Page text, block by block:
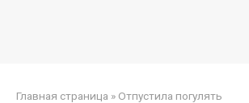
Главная страница » Отпустила погулять